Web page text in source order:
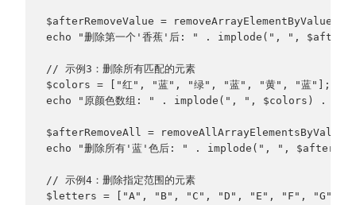
$afterRemoveValue =
echo "删除第一个'香蕉'后: " . implode(", ",
// 示例3：删除所有匹配的元素
$colors = ["红", "蓝", "绿", "蓝", "黄", "蓝"];
echo "原颜色数组: " . implode(", ", $colors) .
$afterRemoveAll =
echo "删除所有'蓝'色后: " . implode(", ",
// 示例4：删除指定范围的元素
$letters = ["A", "B", "C", "D", "E", "F", "G"];